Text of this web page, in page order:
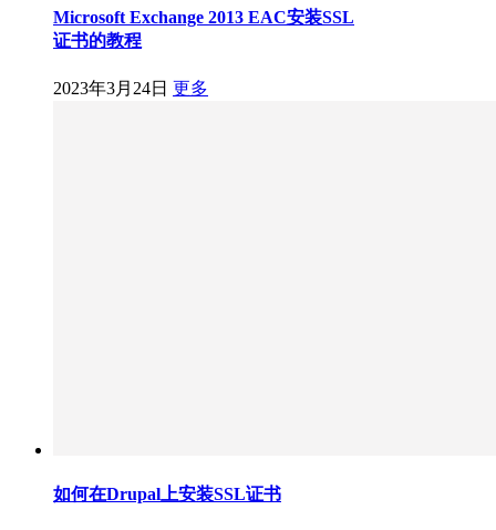
Microsoft Exchange 2013 EAC安装SSL
证书的教程
2023年3月24日 更多
如何在Drupal上安装SSL证书